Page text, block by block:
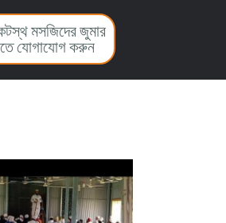
মসজিদের জুমার
যোগাযোগ করুন